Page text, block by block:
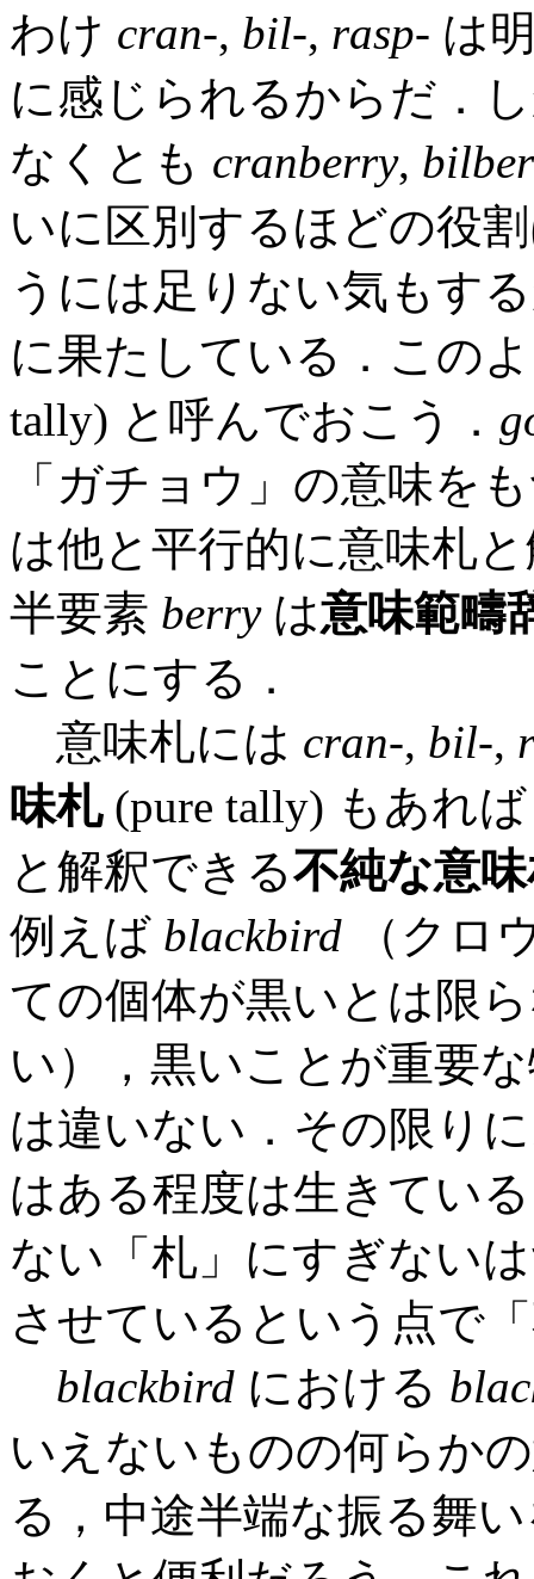
わけ cran-, bil-, rasp- は
に感じられるからだ．
なくとも cranberry,
いに区別するほどの役
うには足りない気もす
に果たしている．この
tally) と呼んでおこう．
「ガチョウ」の意味を
は他と平行的に意味札
半要素 berryは意味範疇
ことにする．
意味札には cran-, bil-,
味札(pure tally) もあれ
と解釈できる不純な意
例えば blackbird （クロ
ての個体が黒いとは限
い），黒いことが重要
は違いない．その限り
はある程度は生きてい
ない「札」にすぎない
させているという点で
blackbird における
いえないものの何らか
る，中途半端な振る舞